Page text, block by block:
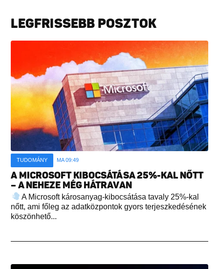
LEGFRISSEBB POSZTOK
TUDOMÁNY MA 09:49
A MICROSOFT KIBOCSÁTÁSA 25%-KAL NŐTT
– A NEHEZE MÉG HÁTRAVAN
A Microsoft károsanyag-kibocsátása tavaly 25%-kal
nőtt, ami főleg az adatközpontok gyors terjeszkedésének
köszönhető...